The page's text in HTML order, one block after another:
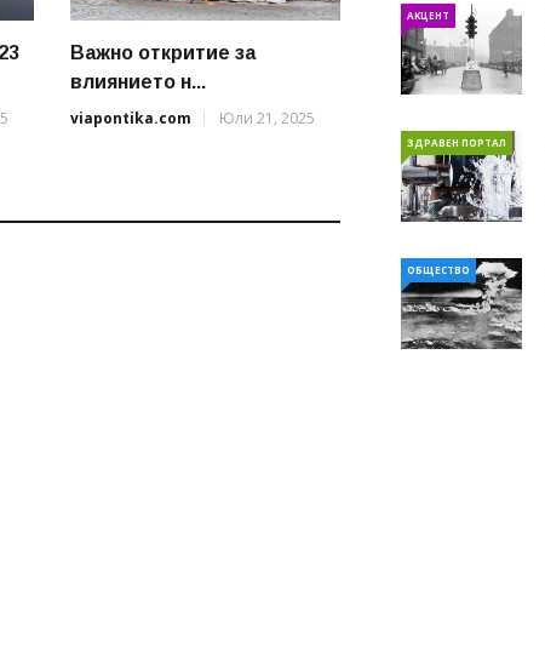
Важно откритие за
влиянието н...
viapontika.com
Юли 21, 2025
АКЦЕНТ
ЗДРАВЕН ПОРТАЛ
ОБЩЕСТВО